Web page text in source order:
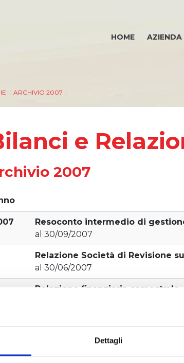
Dettagli
HOME AZIENDA
ARCHIVIO 2007
e
2007
Resoconto intermedio di
al 30/09/2007
Relazione Società di Revisione
al 30/06/2007
Relazione finanziaria semestrale
Bilancio di esercizio